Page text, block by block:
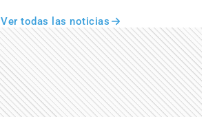
Ver todas las noticias